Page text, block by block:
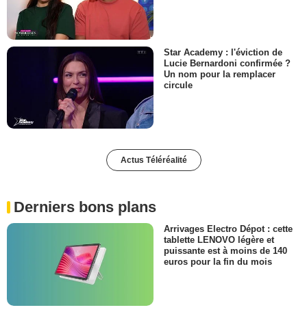
Star Academy : l'éviction de
Lucie Bernardoni confirmée ?
Un nom pour la remplacer
circule
Actus Téléréalité
Derniers bons plans
Arrivages Electro Dépot : cette
tablette LENOVO légère et
puissante est à moins de 140
euros pour la fin du mois